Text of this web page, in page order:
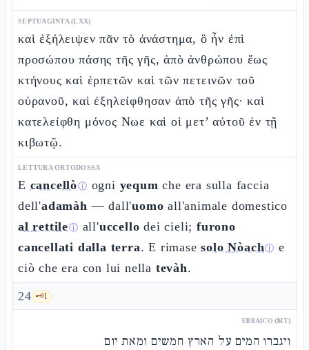
SEPTUAGINTA (LXX)
καὶ ἐξήλειψεν πᾶν τὸ ἀνάστημα, ὃ ἦν ἐπὶ
προσώπου πάσης τῆς γῆς, ἀπὸ ἀνθρώπου ἕως
κτήνους καὶ ἑρπετῶν καὶ τῶν πετεινῶν τοῦ
οὐρανοῦ, καὶ ἐξηλείφθησαν ἀπὸ τῆς γῆς· καὶ
κατελείφθη μόνος Νωε καὶ οἱ μετ’ αὐτοῦ ἐν τῇ
κιβωτῷ.
LETTURA ORTODOSSA
E cancellòⓘ ogni yequm che era sulla faccia
dell'adamàh — dall'uomo all'animale domestico
al rettileⓘ all'uccello dei cieli;furono
cancellati dalla terra. E rimasesolo Nòachⓘ e
ciò che era con lui nella tevàh.
24 🗝️1
EBRAICO (MT)
ויגברו המים על הארץ חמשים ומאת יום